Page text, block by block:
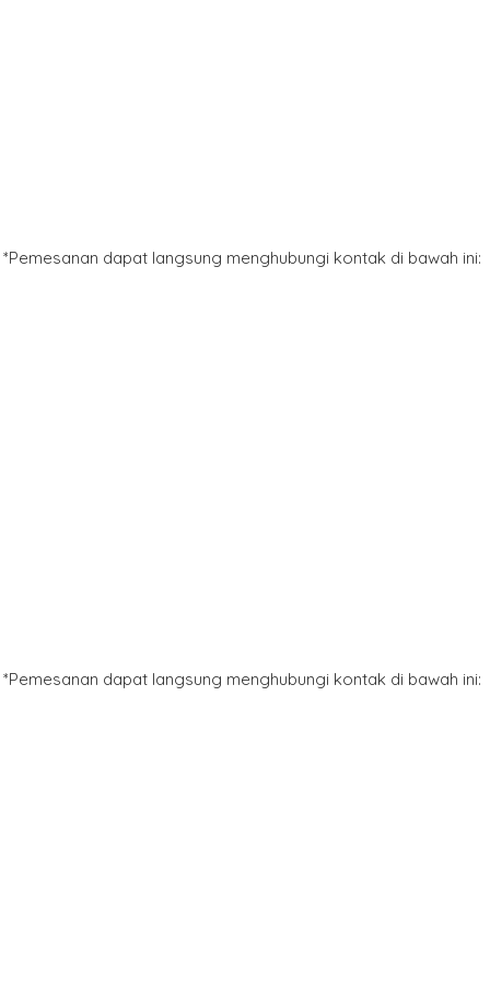
*Pemesanan dapat langsung menghubungi kontak di bawah ini:
*Pemesanan dapat langsung menghubungi kontak di bawah ini: